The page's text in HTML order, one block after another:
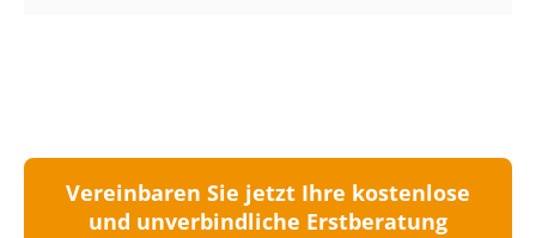
Vereinbaren Sie jetzt Ihre kostenlose
und unverbindliche Erstberatung